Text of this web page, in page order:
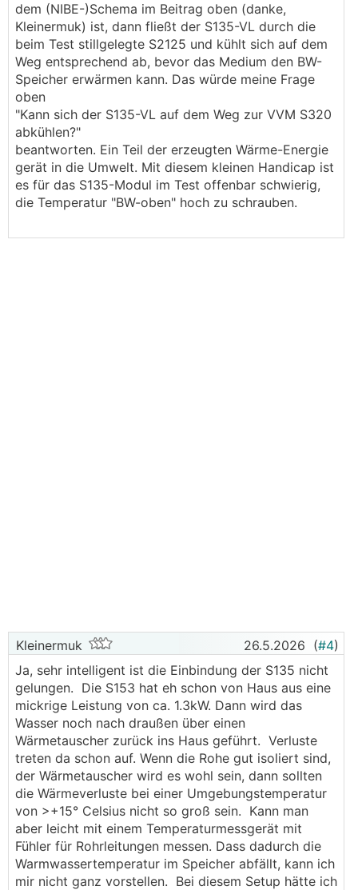
dem (NIBE-)Schema im Beitrag oben (danke,
Kleinermuk) ist, dann fließt der S135-VL durch die
beim Test stillgelegte S2125 und kühlt sich auf dem
Weg entsprechend ab, bevor das Medium den BW-
Speicher erwärmen kann. Das würde meine Frage
oben
"Kann sich der S135-VL auf dem Weg zur VVM S320
abkühlen?"
beantworten. Ein Teil der erzeugten Wärme-Energie
gerät in die Umwelt. Mit diesem kleinen Handicap ist
es für das S135-Modul im Test offenbar schwierig,
die Temperatur "BW-oben" hoch zu schrauben.
Kleinermuk 26.5.2026 (#4)
Ja, sehr intelligent ist die Einbindung der S135 nicht
gelungen. Die S153 hat eh schon von Haus aus eine
mickrige Leistung von ca. 1.3kW. Dann wird das
Wasser noch nach draußen über einen
Wärmetauscher zurück ins Haus geführt. Verluste
treten da schon auf. Wenn die Rohe gut isoliert sind,
der Wärmetauscher wird es wohl sein, dann sollten
die Wärmeverluste bei einer Umgebungstemperatur
von >+15° Celsius nicht so groß sein. Kann man
aber leicht mit einem Temperaturmessgerät mit
Fühler für Rohrleitungen messen. Dass dadurch die
Warmwassertemperatur im Speicher abfällt, kann ich
mir nicht ganz vorstellen. Bei diesem Setup hätte ich